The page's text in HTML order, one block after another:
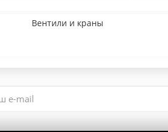
Вентили и краны